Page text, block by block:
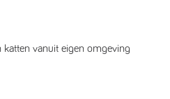
katten vanuit eigen omgeving